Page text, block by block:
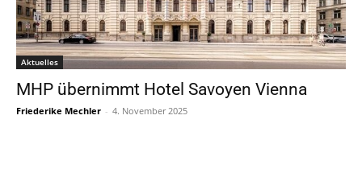
Aktuelles
MHP übernimmt Hotel Savoyen Vienna
Friederike Mechler - 4. November 2025